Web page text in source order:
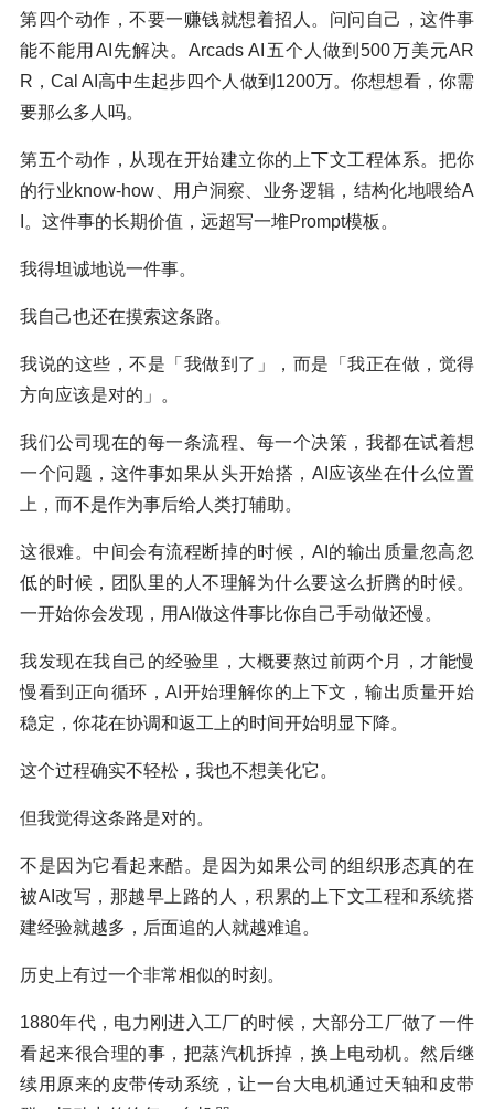
第四个动作，不要一赚钱就想着招人。问问自己，这件事
能不能用AI先解决。Arcads AI五个人做到500万美元AR
R，Cal AI高中生起步四个人做到1200万。你想想看，你需
要那么多人吗。
第五个动作，从现在开始建立你的上下文工程体系。把你
的行业know-how、用户洞察、业务逻辑，结构化地喂给A
I。这件事的长期价值，远超写一堆Prompt模板。
我得坦诚地说一件事。
我自己也还在摸索这条路。
我说的这些，不是「我做到了」，而是「我正在做，觉得
方向应该是对的」。
我们公司现在的每一条流程、每一个决策，我都在试着想
一个问题，这件事如果从头开始搭，AI应该坐在什么位置
上，而不是作为事后给人类打辅助。
这很难。中间会有流程断掉的时候，AI的输出质量忽高忽
低的时候，团队里的人不理解为什么要这么折腾的时候。
一开始你会发现，用AI做这件事比你自己手动做还慢。
我发现在我自己的经验里，大概要熬过前两个月，才能慢
慢看到正向循环，AI开始理解你的上下文，输出质量开始
稳定，你花在协调和返工上的时间开始明显下降。
这个过程确实不轻松，我也不想美化它。
但我觉得这条路是对的。
不是因为它看起来酷。是因为如果公司的组织形态真的在
被AI改写，那越早上路的人，积累的上下文工程和系统搭
建经验就越多，后面追的人就越难追。
历史上有过一个非常相似的时刻。
1880年代，电力刚进入工厂的时候，大部分工厂做了一件
看起来很合理的事，把蒸汽机拆掉，换上电动机。然后继
续用原来的皮带传动系统，让一台大电机通过天轴和皮带